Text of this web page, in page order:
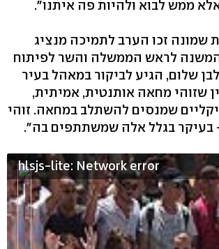
ממש לבוא ולהיות פה איתנו".
שמונה זכו הערב לתמיכה מנציג
לראש הממשלה והשר לפיתוח
שלום, הגיע לביקור במאהל בעיר
שזוהי מחאה אותנטית, אמיתית,
שמנסים להשתלב במחאה. זוהי
בעיקר בגלל אלה שמשתתפים בה".
hlsjs-lite: Network error